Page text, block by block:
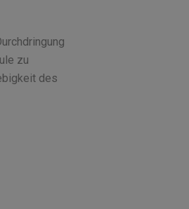
zu
des